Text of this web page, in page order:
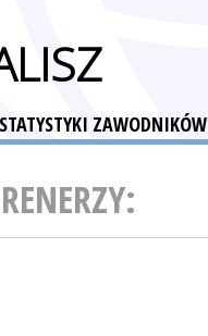
STATYSTYKI ZAWODNIKÓW